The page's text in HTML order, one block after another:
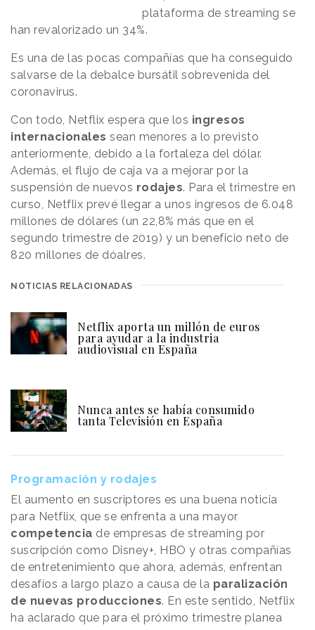
plataforma de streaming se
han revalorizado un 34%.
Es una de las pocas compañías que ha conseguido
salvarse de la debalce bursátil sobrevenida del
coronavirus.
Con todo, Netflix espera que los ingresos
internacionales sean menores a lo previsto
anteriormente, debido a la fortaleza del dólar.
Además, el flujo de caja va a mejorar por la
suspensión de nuevos rodajes. Para el trimestre en
curso, Netflix prevé llegar a unos ingresos de 6.048
millones de dólares (un 22,8% más que en el
segundo trimestre de 2019) y un beneficio neto de
820 millones de dóalres.
NOTICIAS RELACIONADAS
Netflix aporta un millón de euros
para ayudar a la industria
audiovisual en España
Nunca antes se había consumido
tanta Televisión en España
Programación y rodajes
El aumento en suscriptores es una buena noticia
para Netflix, que se enfrenta a una mayor
competencia de empresas de streaming por
suscripción como Disney+, HBO y otras compañías
de entretenimiento que ahora, además, enfrentan
desafíos a largo plazo a causa de la paralización
de nuevas producciones. En este sentido, Netflix
ha aclarado que para el próximo trimestre planea